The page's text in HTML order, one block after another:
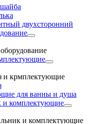
двухсторонний
и крмплектующие
для ванны и душа
и комплектующие
и комплектующие